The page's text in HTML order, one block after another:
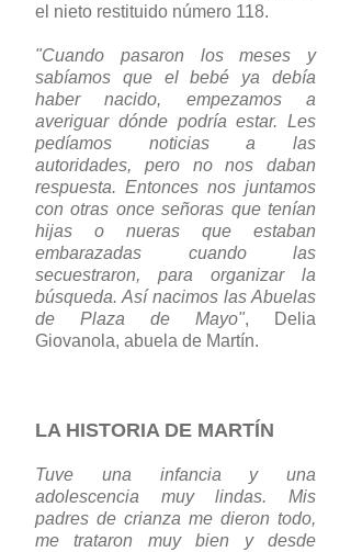
el nieto restituido número 118.
"Cuando pasaron los meses y
sabíamos que el bebé ya debía
haber nacido, empezamos a
averiguar dónde podría estar. Les
pedíamos noticias a las
autoridades, pero no nos daban
respuesta. Entonces nos juntamos
con otras once señoras que tenían
hijas o nueras que estaban
embarazadas cuando las
secuestraron, para organizar la
búsqueda. Así nacimos las Abuelas
de Plaza de Mayo", Delia
Giovanola, abuela de Martín.
LA HISTORIA DE MARTÍN
Tuve una infancia y una
adolescencia muy lindas. Mis
padres de crianza me dieron todo,
me trataron muy bien y desde